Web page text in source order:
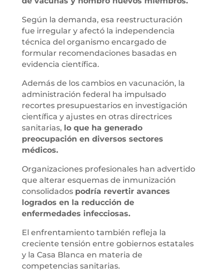
Según la demanda, esa reestructuración
fue irregular y afectó la independencia
técnica del organismo encargado de
formular recomendaciones basadas en
evidencia científica.
Además de los cambios en vacunación, la
administración federal ha impulsado
recortes presupuestarios en investigación
científica y ajustes en otras directrices
sanitarias, lo que ha generado
preocupación en diversos sectores
médicos.
Organizaciones profesionales han advertido
que alterar esquemas de inmunización
consolidados podría revertir avances
logrados en la reducción de
enfermedades infecciosas.
El enfrentamiento también refleja la
creciente tensión entre gobiernos estatales
y la Casa Blanca en materia de
competencias sanitarias.